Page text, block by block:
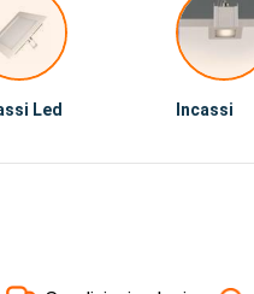
Led Incassi